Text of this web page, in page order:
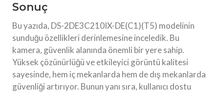
Sonuç
Bu yazıda, DS-2DE3C210IX-DE(C1)(T5) modelinin
sunduğu özellikleri derinlemesine inceledik. Bu
kamera, güvenlik alanında önemli bir yere sahip.
Yüksek çözünürlüğü ve etkileyici görüntü kalitesi
sayesinde, hem iç mekanlarda hem de dış mekanlarda
güvenliği artırıyor. Bunun yanı sıra, kullanıcı dostu